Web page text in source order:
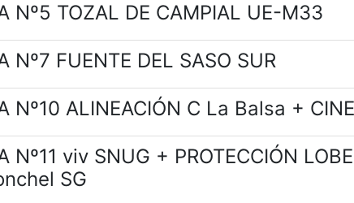
Nº5 TOZAL DE CAMPIAL UE-M33
Nº7 FUENTE DEL SASO SUR
Nº10 ALINEACIÓN C La Balsa +
Nº11 viv SNUG + PROTECCIÓN
SG